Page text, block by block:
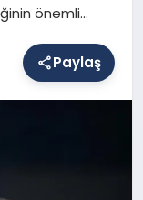
önemli…
Paylaş